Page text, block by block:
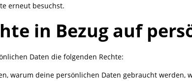
erneut besuchst.
in Bezug auf
Daten die folgenden Rechte:
warum deine persönlichen Daten gebraucht